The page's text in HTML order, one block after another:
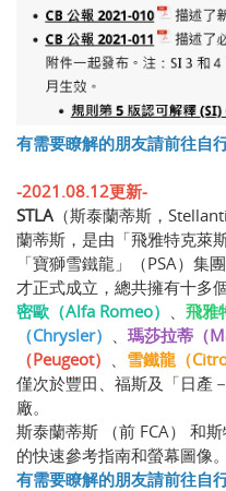
有需要瞭解的朋友請前往自
-2021.08.12更新-
STLA （斯泰蘭蒂斯，
蘭蒂斯，是由「飛雅特克萊
「寶獅雪鐵龍」（PSA）集
才正式成立，總共擁有十多
密歐（Alfa Romeo）
飛雅
（Chrysler）
瑪莎拉蒂（
（Peugeot）
雪鐵龍（
僅次於豐田、福斯及「日產
廠。
斯泰蘭蒂斯 （前 FCA） 和
的快速參考指南和螢幕圖像。
有需要瞭解的朋友請前往自